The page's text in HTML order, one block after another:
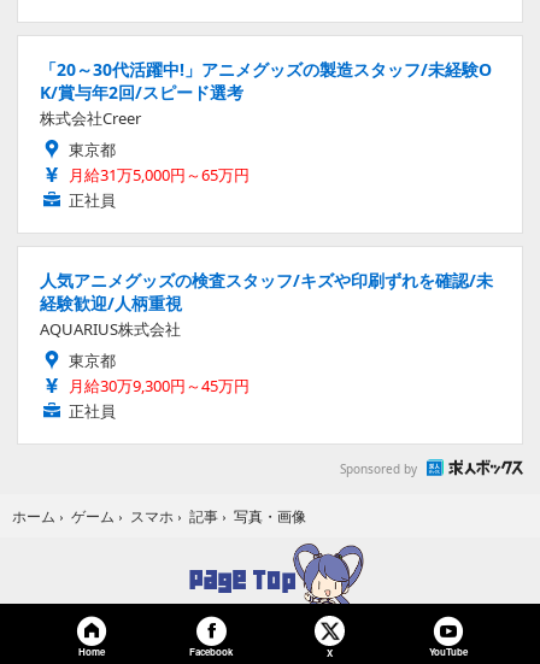
「20～30代活躍中!」アニメグッズの製造スタッフ/未経験O
K/賞与年2回/スピード選考
株式会社Creer
東京都
月給31万5,000円～65万円
正社員
人気アニメグッズの検査スタッフ/キズや印刷ずれを確認/未
経験歓迎/人柄重視
AQUARIUS株式会社
東京都
月給30万9,300円～45万円
正社員
Sponsored by
ホーム › ゲーム › スマホ › 記事 › 写真・画像
Home Facebook X YouTube